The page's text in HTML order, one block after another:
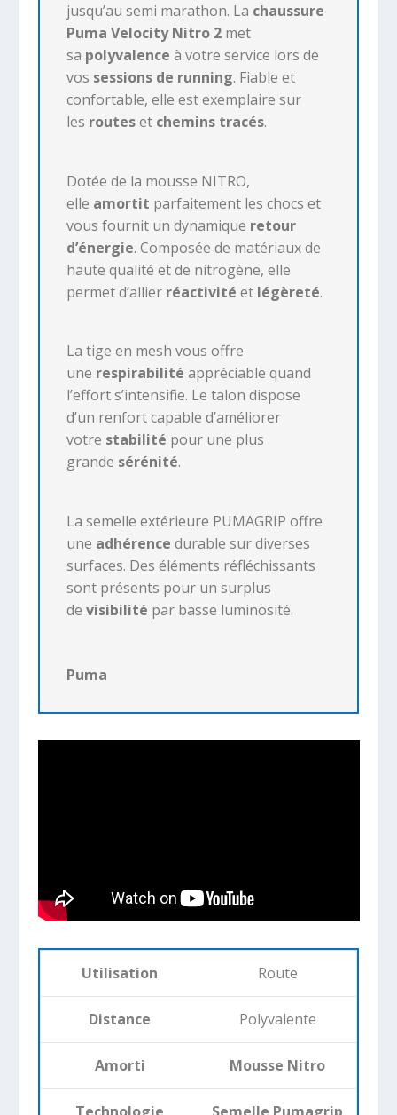
jusqu’au semi marathon. La chaussure
Puma Velocity Nitro 2 met
sa polyvalence à votre service lors de
vos sessions de running. Fiable et
confortable, elle est exemplaire sur
les routes et chemins tracés.
Dotée de la mousse NITRO,
elle amortit parfaitement les chocs et
vous fournit un dynamique retour
d’énergie. Composée de matériaux de
haute qualité et de nitrogène, elle
permet d’allier réactivité et légèreté.
La tige en mesh vous offre
une respirabilité appréciable quand
l’effort s’intensifie. Le talon dispose
d’un renfort capable d’améliorer
votre stabilité pour une plus
grande sérénité.
La semelle extérieure PUMAGRIP offre
une adhérence durable sur diverses
surfaces. Des éléments réfléchissants
sont présents pour un surplus
de visibilité par basse luminosité.
Puma
Utilisation Route
Distance Polyvalente
Amorti Mousse Nitro